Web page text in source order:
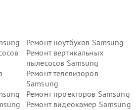
Ремонт ноутбуков Samsung
Ремонт вертикальных
пылесосов Samsung
Ремонт телевизоров
Samsung
Ремонт проекторов Samsung
Ремонт видеокамер Samsung